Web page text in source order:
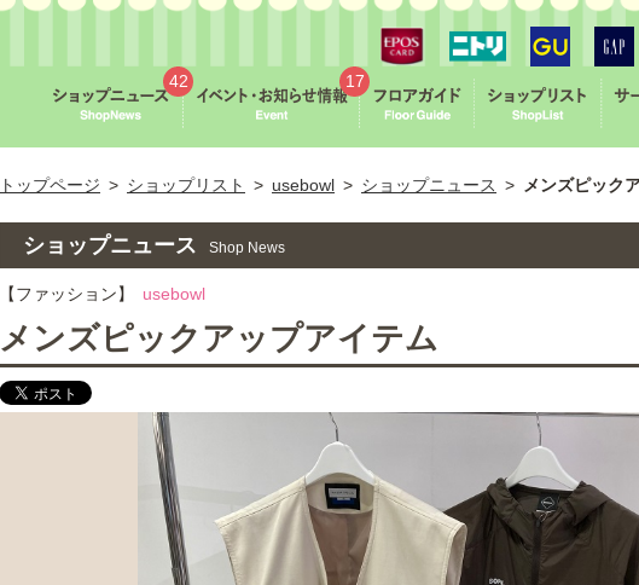
42 17
トップページ > ショップリスト > usebowl > ショップニュース > メンズピック
ショップニュース Shop News
【ファッション】 usebowl
メンズピックアップアイテム